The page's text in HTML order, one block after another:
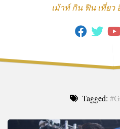
เม้าท์ กิน ฟิน เที่ยว
Tagged: